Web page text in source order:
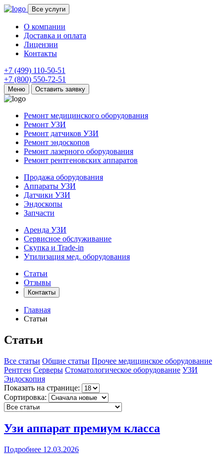
Все услуги
О компании
Доставка и оплата
Лицензии
Контакты
+7 (499) 110-50-51
+7 (800) 550-72-51
Меню Оставить заявку
Ремонт медицинского оборудования
Ремонт УЗИ
Ремонт датчиков УЗИ
Ремонт эндоскопов
Ремонт лазерного оборудования
Ремонт рентгеновских аппаратов
Продажа оборудования
Аппараты УЗИ
Датчики УЗИ
Эндоскопы
Запчасти
Аренда УЗИ
Сервисное обслуживание
Скупка и Trade-in
Утилизация мед. оборудования
Статьи
Отзывы
Контакты
Главная
Статьи
Статьи
Все статьи Общие статьи Прочее медицинское оборудование
Рентген Серверы Стоматологическое оборудование УЗИ
Эндоскопия
Показать на странице:
Сортировка:
Узи аппарат премиум класса
Подробнее 12.03.2026